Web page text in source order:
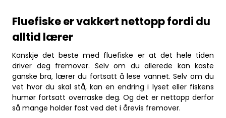
Fluefiske er vakkert nettopp fordi du
alltid lærer
Kanskje det beste med fluefiske er at det hele tiden
driver deg fremover. Selv om du allerede kan kaste
ganske bra, lærer du fortsatt å lese vannet. Selv om du
vet hvor du skal stå, kan en endring i lyset eller fiskens
humør fortsatt overraske deg. Og det er nettopp derfor
så mange holder fast ved det i årevis fremover.